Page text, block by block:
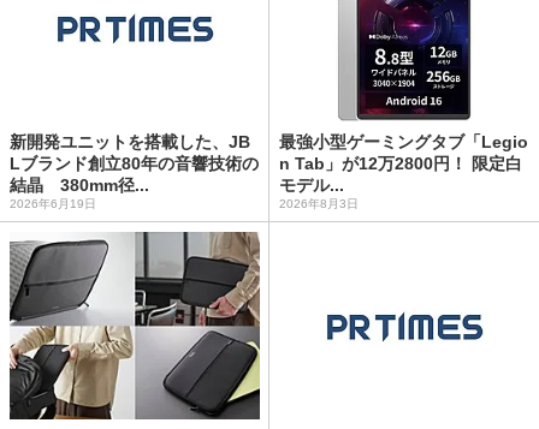
新開発ユニットを搭載した、JB
Lブランド創立80年の音響技術の
結晶 380mm径...
2026年6月19日
最強小型ゲーミングタブ「Legio
n Tab」が12万2800円！ 限定白
モデル...
2026年8月3日